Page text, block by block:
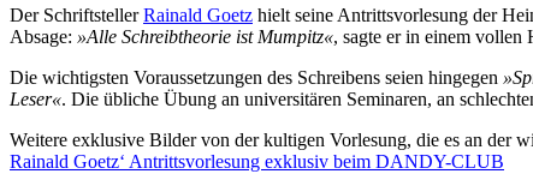
Der SchriftstellerRainald Goetz hielt seine Antrittsvorlesung der
Absage: »Alle Schreibtheorie ist Mumpitz«, sagte er in einem vollen
Die wichtigsten Voraussetzungen des Schreibens seien hingegen
Leser«. Die übliche Übung an universitären Seminaren, an
Weitere exklusive Bilder von der kultigen Vorlesung, die es an der
Rainald Goetz‘ Antrittsvorlesung exklusiv beim DANDY-CLUB